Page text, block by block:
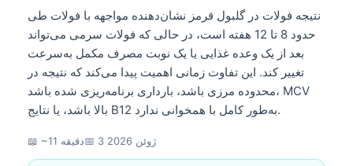
نتیجه فولات در گلبول قرمز نشان‌دهنده مواجهه با فولات طی
حدود 8 تا 12 هفته است، در حالی که فولات سرمی می‌تواند
بعد از یک وعده غذایی یا یک نوبت مصرف مکمل به‌سرعت
تغییر کند. این تفاوت زمانی اهمیت پیدا می‌کند که نتیجه در
محدوده مرزی باشد، بارداری برنامه‌ریزی شده باشد، MCV
بالا باشد، یا نتایج B12 به‌طور کامل با همخوانی ندارد.
📖 ~11 دقیقه📅 3 ژوئن 2026